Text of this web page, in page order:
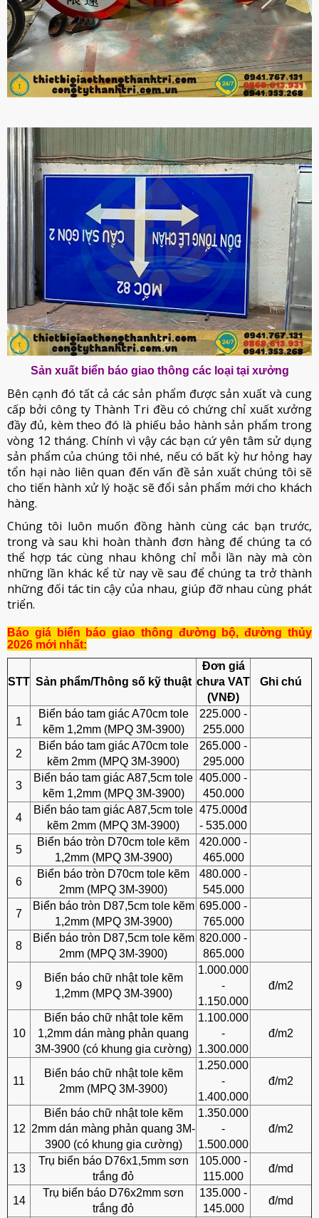
Sản xuất biển báo giao thông các loại tại xưởng
Bên cạnh đó tất cả các sản phẩm được sản xuất và cung
cấp bởi công ty Thành Tri đều có chứng chỉ xuất xưởng
đầy đủ, kèm theo đó là phiếu bảo hành sản phẩm trong
vòng 12 tháng. Chính vì vậy các bạn cứ yên tâm sử dụng
sản phẩm của chúng tôi nhé, nếu có bất kỳ hư hỏng hay
tổn hại nào liên quan đến vấn đề sản xuất chúng tôi sẽ
cho tiến hành xử lý hoặc sẽ đổi sản phẩm mới cho khách
hàng.
Chúng tôi luôn muốn đồng hành cùng các bạn trước,
trong và sau khi hoàn thành đơn hàng để chúng ta có
thể hợp tác cùng nhau không chỉ mỗi lần này mà còn
những lần khác kể từ nay về sau để chúng ta trở thành
những đối tác tin cậy của nhau, giúp đỡ nhau cùng phát
triển.
Báo giá biển báo giao thông đường bộ, đường thủy
2026 mới nhất:
STT Sản phẩm/Thông số kỹ thuật
Đơn giá
chưa VAT
(VNĐ)
Ghi chú
1
Biển báo tam giác A70cm tole
kẽm 1,2mm (MPQ 3M-3900)
225.000 -
255.000
2
Biển báo tam giác A70cm tole
kẽm 2mm (MPQ 3M-3900)
265.000 -
295.000
3
Biển báo tam giác A87,5cm tole
kẽm 1,2mm (MPQ 3M-3900)
405.000 -
450.000
4
Biển báo tam giác A87,5cm tole
kẽm 2mm (MPQ 3M-3900)
475.000đ
- 535.000
5
Biển báo tròn D70cm tole kẽm
1,2mm (MPQ 3M-3900)
420.000 -
465.000
6
Biển báo tròn D70cm tole kẽm
2mm (MPQ 3M-3900)
480.000 -
545.000
7
Biển báo tròn D87,5cm tole kẽm
1,2mm (MPQ 3M-3900)
695.000 -
765.000
8
Biển báo tròn D87,5cm tole kẽm
2mm (MPQ 3M-3900)
820.000 -
865.000
9
Biển báo chữ nhật tole kẽm
1,2mm (MPQ 3M-3900)
1.000.000
-
1.150.000
đ/m2
10
Biển báo chữ nhật tole kẽm
1,2mm dán màng phản quang
3M-3900 (có khung gia cường)
1.100.000
-
1.300.000
đ/m2
11
Biển báo chữ nhật tole kẽm
2mm (MPQ 3M-3900)
1.250.000
-
1.400.000
đ/m2
12
Biển báo chữ nhật tole kẽm
2mm dán màng phản quang 3M-
3900 (có khung gia cường)
1.350.000
-
1.500.000
đ/m2
13
Trụ biển báo D76x1,5mm sơn
trắng đỏ
105.000 -
115.000
đ/md
14
Trụ biển báo D76x2mm sơn
trắng đỏ
135.000 -
145.000
đ/md